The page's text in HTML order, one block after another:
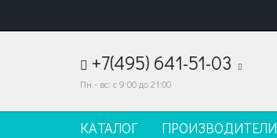
+7(495) 641-51-03
Пн - вс: с 9:00 до 21:00
КАТАЛОГ ПРОИЗВОДИТЕЛИ